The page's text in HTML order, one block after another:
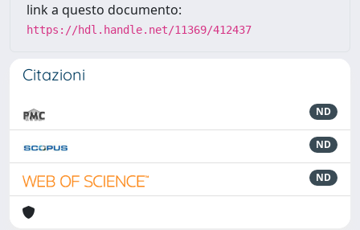
link a questo documento:
https://hdl.handle.net/11369/412437
Citazioni
ND
ND
ND